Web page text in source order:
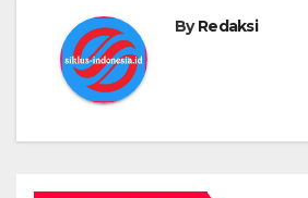
ByRedaksi